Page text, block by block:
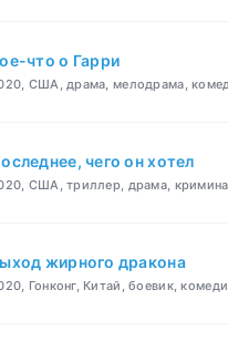
что о Гарри
США, драма, мелодрама,
чего он хотел
США, триллер, драма,
жирного дракона
Гонконг, Китай, боевик,